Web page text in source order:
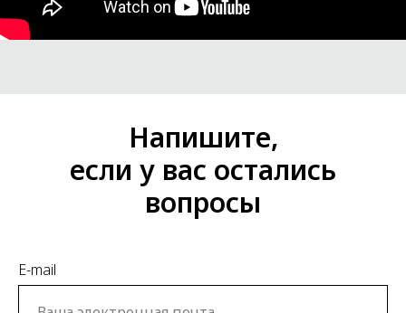
Напишите,
если у вас остались
вопросы
E-mail